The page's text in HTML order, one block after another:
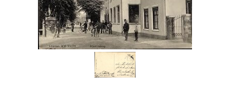
Vendedores
Comenzar a vender
CERRAR